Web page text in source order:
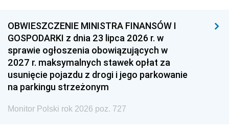
OBWIESZCZENIE MINISTRA FINANSÓW I
GOSPODARKI z dnia 23 lipca 2026 r. w
sprawie ogłoszenia obowiązujących w
2027 r. maksymalnych stawek opłat za
usunięcie pojazdu z drogi i jego parkowanie
na parkingu strzeżonym
Monitor Polski rok 2026 poz. 727